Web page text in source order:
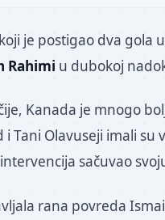
je postigao dva gola
Rahimi u dubokoj
Kanada je mnogo
Tani Olavuseji imali su
sačuvao
rana povreda